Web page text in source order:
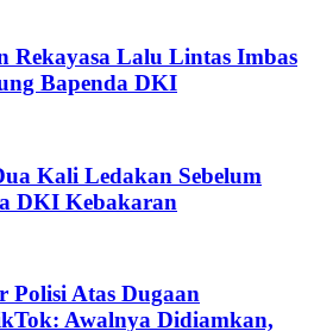
Rekayasa Lalu Lintas Imbas
Bapenda DKI
Kali Ledakan Sebelum
DKI Kebakaran
Polisi Atas Dugaan
Awalnya Didiamkan,